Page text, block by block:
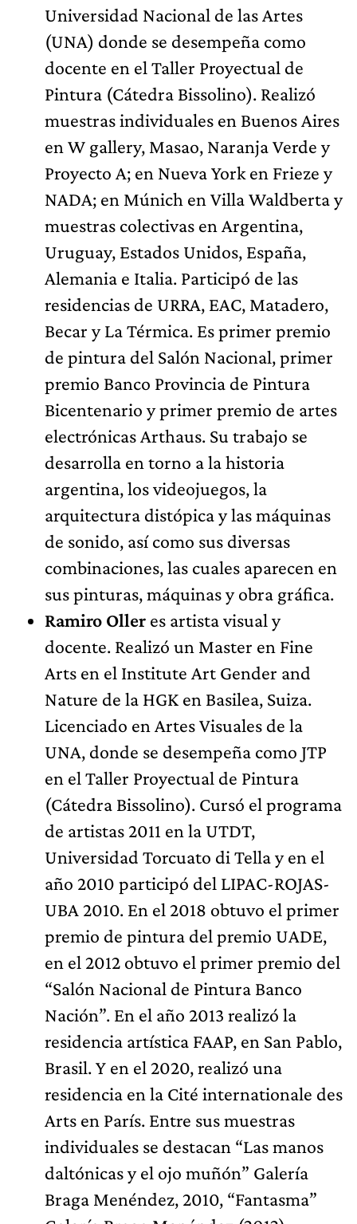
Universidad Nacional de las Artes
(UNA) donde se desempeña como
docente en el Taller Proyectual de
Pintura (Cátedra Bissolino). Realizó
muestras individuales en Buenos Aires
en W gallery, Masao, Naranja Verde y
Proyecto A; en Nueva York en Frieze y
NADA; en Múnich en Villa Waldberta y
muestras colectivas en Argentina,
Uruguay, Estados Unidos, España,
Alemania e Italia. Participó de las
residencias de URRA, EAC, Matadero,
Becar y La Térmica. Es primer premio
de pintura del Salón Nacional, primer
premio Banco Provincia de Pintura
Bicentenario y primer premio de artes
electrónicas Arthaus. Su trabajo se
desarrolla en torno a la historia
argentina, los videojuegos, la
arquitectura distópica y las máquinas
de sonido, así como sus diversas
combinaciones, las cuales aparecen en
sus pinturas, máquinas y obra gráfica.
Ramiro Oller es artista visual y
docente. Realizó un Master en Fine
Arts en el Institute Art Gender and
Nature de la HGK en Basilea, Suiza.
Licenciado en Artes Visuales de la
UNA, donde se desempeña como JTP
en el Taller Proyectual de Pintura
(Cátedra Bissolino). Cursó el programa
de artistas 2011 en la UTDT,
Universidad Torcuato di Tella y en el
año 2010 participó del LIPAC-ROJAS-
UBA 2010. En el 2018 obtuvo el primer
premio de pintura del premio UADE,
en el 2012 obtuvo el primer premio del
“Salón Nacional de Pintura Banco
Nación”. En el año 2013 realizó la
residencia artística FAAP, en San Pablo,
Brasil. Y en el 2020, realizó una
residencia en la Cité internationale des
Arts en París. Entre sus muestras
individuales se destacan “Las manos
daltónicas y el ojo muñón” Galería
Braga Menéndez, 2010, “Fantasma”